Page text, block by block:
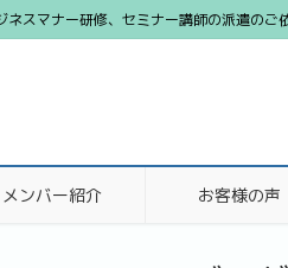
スマナー研修、セミナー講師の派遣のご
メンバー紹介 お客様の声